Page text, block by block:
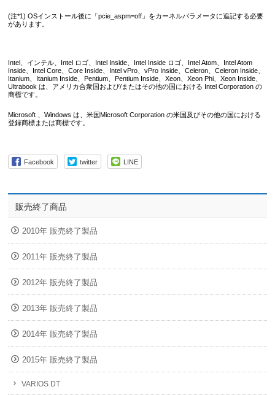
(注*1) OSインストール後に「pcie_aspm=off」をカーネルパラメータに追記する必要
があります。
Intel、インテル、Intel ロゴ、Intel Inside、Intel Inside ロゴ、Intel Atom、Intel Atom
Inside、Intel Core、Core Inside、Intel vPro、vPro Inside、Celeron、Celeron Inside、
Itanium、Itanium Inside、Pentium、Pentium Inside、Xeon、Xeon Phi、Xeon Inside、
Ultrabook は、アメリカ合衆国および/またはその他の国における Intel Corporation の
商標です。
Microsoft 、Windows は、米国Microsoft Corporation の米国及びその他の国における
登録商標または商標です。
Facebook twitter LINE
販売終了商品
2010年 販売終了製品
2011年 販売終了製品
2012年 販売終了製品
2013年 販売終了製品
2014年 販売終了製品
2015年 販売終了製品
VARIOS DT